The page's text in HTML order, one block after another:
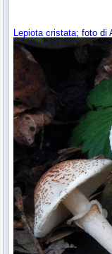
Lepiota cristata; foto di